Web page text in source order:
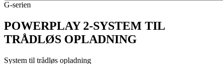
G-serien
POWERPLAY 2-SYSTEM TIL
TRÅDLØS OPLADNING
System til trådløs opladning